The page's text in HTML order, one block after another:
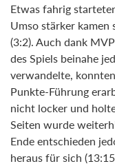
Etwas fahrig
Umso stärker
(3:2). Auch dank
des Spiels beinahe
verwandelte,
Punkte-Führung
nicht locker und
Seiten wurde
Ende entschieden
heraus für sich